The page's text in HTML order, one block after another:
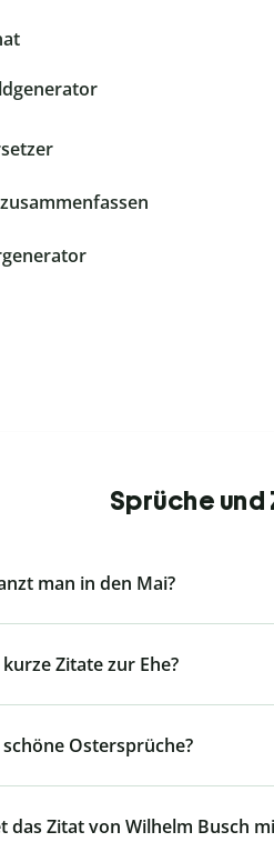
Sprüche
man in den Mai?
Zitate zur Ehe?
Ostersprüche?
das Zitat von Wilhelm Busch